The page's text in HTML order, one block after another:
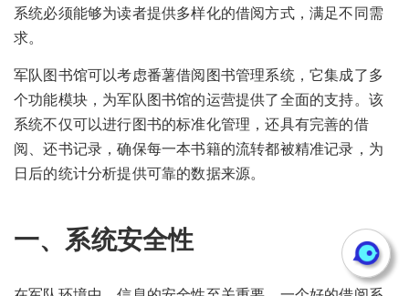
系统必须能够为读者提供多样化的借阅方式，满足不同需
求。
军队图书馆可以考虑番薯借阅图书管理系统，它集成了多
个功能模块，为军队图书馆的运营提供了全面的支持。该
系统不仅可以进行图书的标准化管理，还具有完善的借
阅、还书记录，确保每一本书籍的流转都被精准记录，为
日后的统计分析提供可靠的数据来源。
一、系统安全性